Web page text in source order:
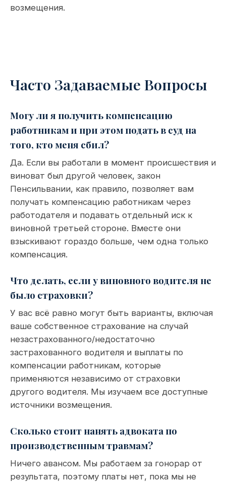
возмещения.
Часто Задаваемые Вопросы
Могу ли я получить компенсацию
работникам и при этом подать в суд на
того, кто меня сбил?
Да. Если вы работали в момент происшествия и
виноват был другой человек, закон
Пенсильвании, как правило, позволяет вам
получать компенсацию работникам через
работодателя и подавать отдельный иск к
виновной третьей стороне. Вместе они
взыскивают гораздо больше, чем одна только
компенсация.
Что делать, если у виновного водителя не
было страховки?
У вас всё равно могут быть варианты, включая
ваше собственное страхование на случай
незастрахованного/недостаточно
застрахованного водителя и выплаты по
компенсации работникам, которые
применяются независимо от страховки
другого водителя. Мы изучаем все доступные
источники возмещения.
Сколько стоит нанять адвоката по
производственным травмам?
Ничего авансом. Мы работаем за гонорар от
результата, поэтому платы нет, пока мы не